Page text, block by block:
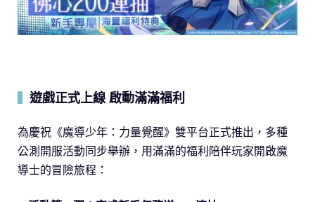
遊戲正式上線 啟動滿滿福利
為慶祝《魔導少年：力量覺醒》雙平台正式推出，多種
公測開服活動同步舉辦，用滿滿的福利陪伴玩家開啟魔
導士的冒險旅程：